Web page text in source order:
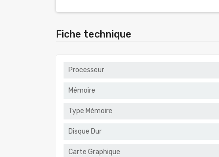
Fiche technique
Processeur
Mémoire
Type Mémoire
Disque Dur
Carte Graphique